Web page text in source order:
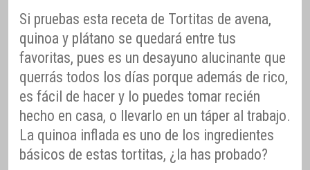
Si pruebas esta receta de Tortitas de avena,
quinoa y plátano se quedará entre tus
favoritas, pues es un desayuno alucinante que
querrás todos los días porque además de rico,
es fácil de hacer y lo puedes tomar recién
hecho en casa, o llevarlo en un táper al trabajo.
La quinoa inflada es uno de los ingredientes
básicos de estas tortitas, ¿la has probado?